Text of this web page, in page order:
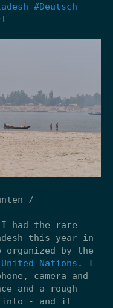
#Deutsch
/
I had the rare
this year in
by the
Nations . I
camera and
and a rough
into - and it